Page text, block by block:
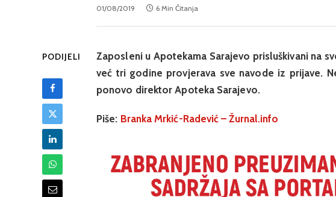
01/08/2019 6 Min Čitanja
PODIJELI
Zaposleni u Apotekama Sarajevo prisluškivani na
već tri godine provjerava sve navode iz prijave.
ponovo direktor Apoteka Sarajevo.
Piše: Branka Mrkić-Radević – Žurnal.info